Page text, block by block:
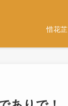
惜花芷